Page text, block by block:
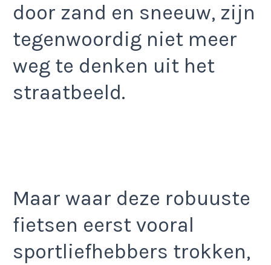
door zand en sneeuw, zijn
tegenwoordig niet meer
weg te denken uit het
straatbeeld.
Maar waar deze robuuste
fietsen eerst vooral
sportliefhebbers trokken,